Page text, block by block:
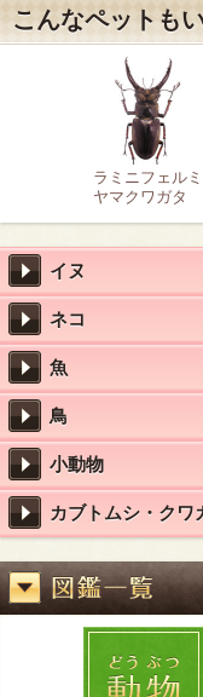
こんなペットも
ラミニフェルミ
ヤマクワガタ
イヌ
ネコ
魚
鳥
小動物
カブトムシ・クワ